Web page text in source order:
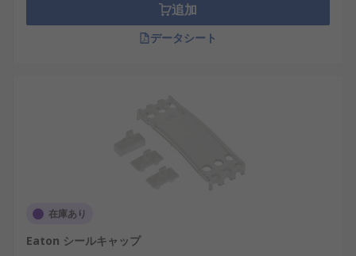
追加
データシート
在庫あり
Eaton シールキャップ